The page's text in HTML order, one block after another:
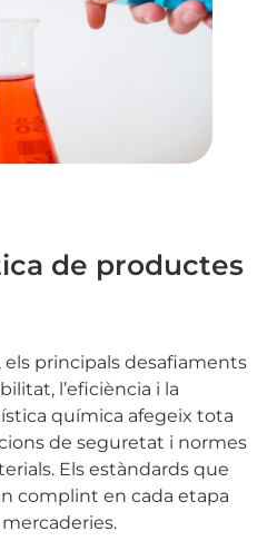
de productes
principals desafiaments
l’eficiència i la
química afegeix tota
de seguretat i normes
Els estàndards que
complint en cada etapa